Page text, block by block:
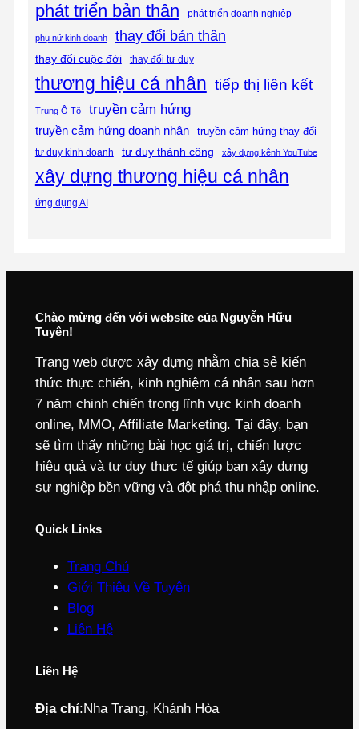
phát triển bản thân phát triển doanh nghiệp
phụ nữ kinh doanh thay đổi bản thân
thay đổi cuộc đời thay đổi tư duy
thương hiệu cá nhân tiếp thị liên kết
Trung Ô Tô truyền cảm hứng
truyền cảm hứng doanh nhân truyền cảm hứng thay đổi
tư duy kinh doanh tư duy thành công xây dựng kênh YouTube
xây dựng thương hiệu cá nhân
ứng dụng AI
Chào mừng đến với website của Nguyễn Hữu
Tuyên!
Trang web được xây dựng nhằm chia sẻ kiến
thức thực chiến, kinh nghiệm cá nhân sau hơn
7 năm chinh chiến trong lĩnh vực kinh doanh
online, MMO, Affiliate Marketing. Tại đây, bạn
sẽ tìm thấy những bài học giá trị, chiến lược
hiệu quả và tư duy thực tế giúp bạn xây dựng
sự nghiệp bền vững và đột phá thu nhập online.
Quick Links
Trang Chủ
Giới Thiệu Về Tuyên
Blog
Liên Hệ
Liên Hệ
Địa chỉ:Nha Trang, Khánh Hòa